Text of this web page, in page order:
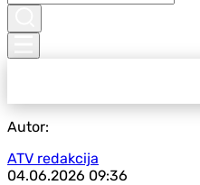
Autor:
ATV redakcija
04.06.2026 09:36